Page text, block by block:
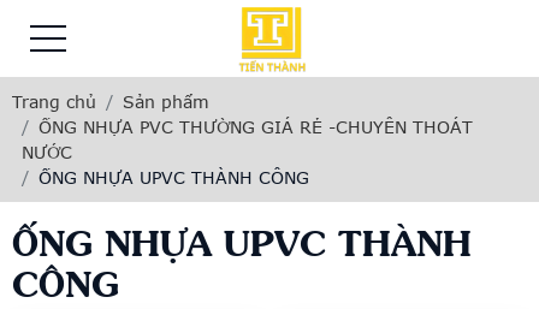
Trang chủ
Sản phẩm
ỐNG NHỰA PVC THƯỜNG GIÁ RẺ -CHUYÊN THOÁT
NƯỚC
ỐNG NHỰA UPVC THÀNH CÔNG
ỐNG NHỰA UPVC THÀNH
CÔNG